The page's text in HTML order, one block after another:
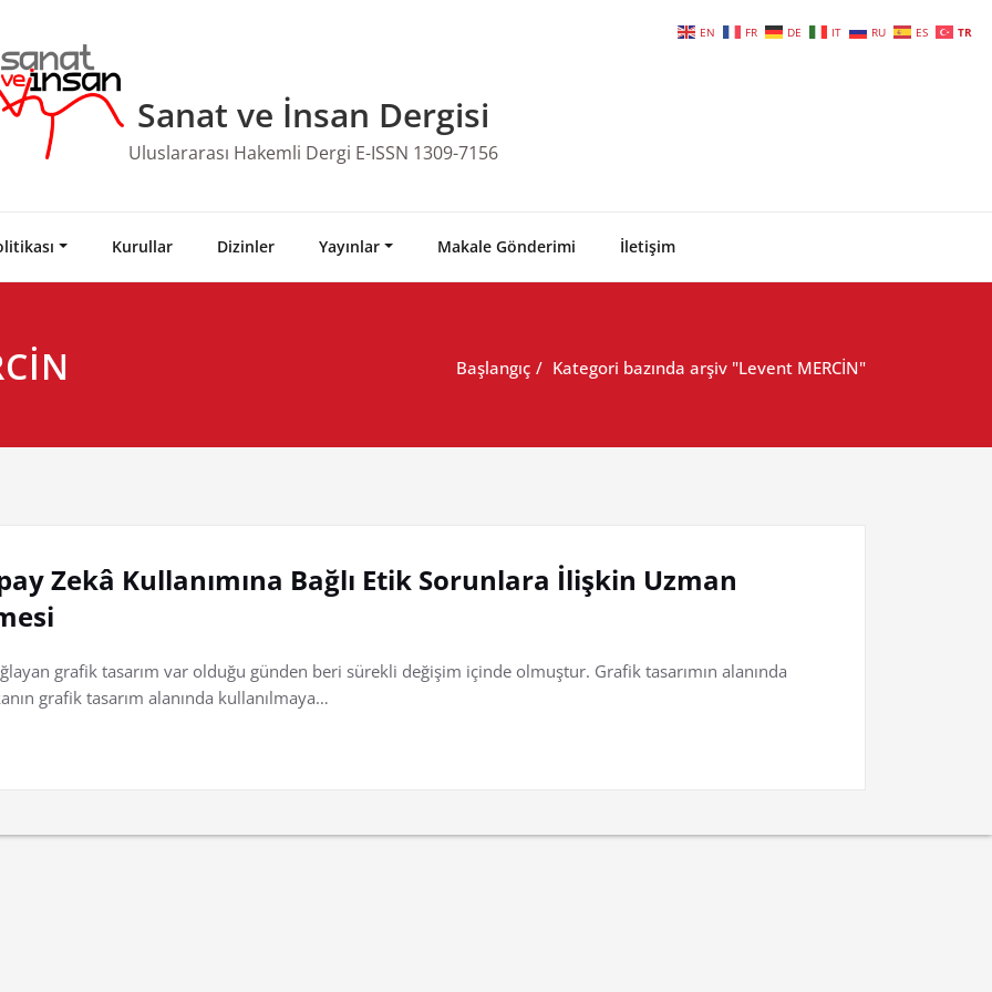
Sanat ve İnsan Dergisi
Uluslararası Hakemli Dergi E-ISSN 1309-7156
Kurullar Dizinler Yayınlar Makale Gönderimi İletişim
Başlangıç Kategori bazında arşiv "Levent MERCİN"
Zekâ Kullanımına Bağlı Etik Sorunlara İlişkin Uzman
grafik tasarım var olduğu günden beri sürekli değişim içinde olmuştur. Grafik tasarımın alanında
grafik tasarım alanında kullanılmaya…
EN FR DE IT RU ES TR